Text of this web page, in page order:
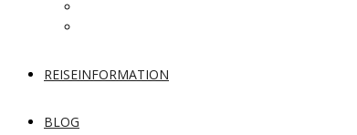
REISEINFORMATION
BLOG